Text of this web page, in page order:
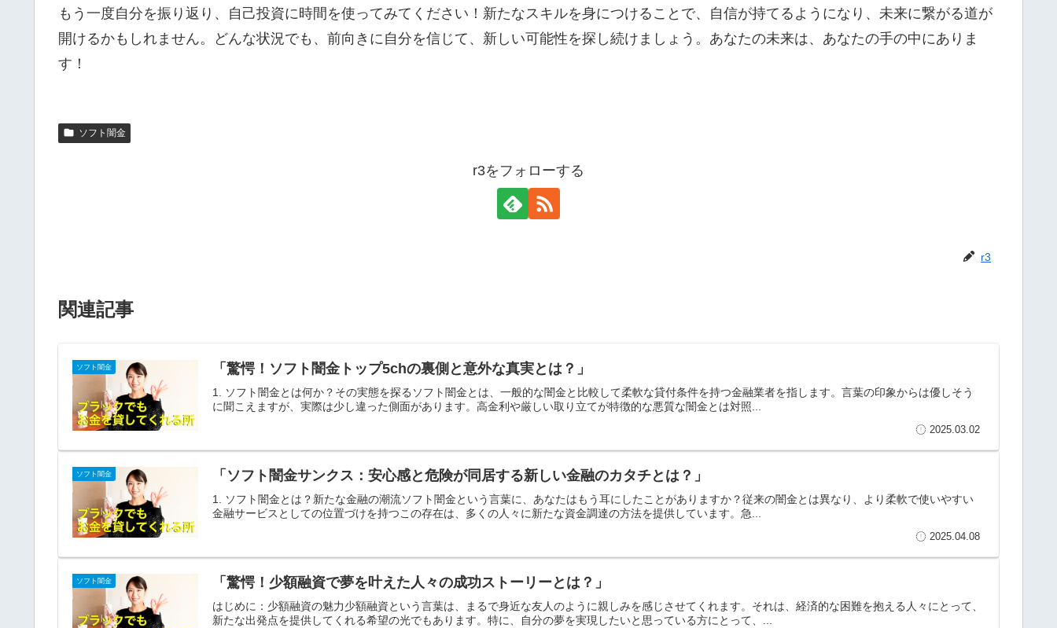
もう一度自分を振り返り、自己投資に時間を使ってみてください！新たなスキルを身につけることで、自信が持てるようになり、未来に繋がる道が
開けるかもしれません。どんな状況でも、前向きに自分を信じて、新しい可能性を探し続けましょう。あなたの未来は、あなたの手の中にありま
す！
ソフト闇金
r3をフォローする
r3
関連記事
ソフト闇金 「驚愕！ソフト闇金トップ5chの裏側と意外な真実とは？」
1. ソフト闇金とは何か？その実態を探るソフト闇金とは、一般的な闇金と比較して柔軟な貸付条件を持つ金融業者を指します。言葉の印象からは優しそう
に聞こえますが、実際は少し違った側面があります。高金利や厳しい取り立てが特徴的な悪質な闇金とは対照...
2025.03.02
ソフト闇金 「ソフト闇金サンクス：安心感と危険が同居する新しい金融のカタチとは？」
1. ソフト闇金とは？新たな金融の潮流ソフト闇金という言葉に、あなたはもう耳にしたことがありますか？従来の闇金とは異なり、より柔軟で使いやすい
金融サービスとしての位置づけを持つこの存在は、多くの人々に新たな資金調達の方法を提供しています。急...
2025.04.08
ソフト闇金 「驚愕！少額融資で夢を叶えた人々の成功ストーリーとは？」
はじめに：少額融資の魅力少額融資という言葉は、まるで身近な友人のように親しみを感じさせてくれます。それは、経済的な困難を抱える人々にとって、
新たな出発点を提供してくれる希望の光でもあります。特に、自分の夢を実現したいと思っている方にとって、...